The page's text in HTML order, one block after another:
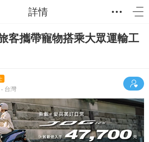
詳情
客攜帶寵物搭乘大眾運輸工
- 台灣